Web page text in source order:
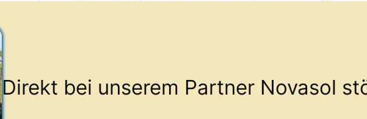
Direkt bei unserem Partner Novasol